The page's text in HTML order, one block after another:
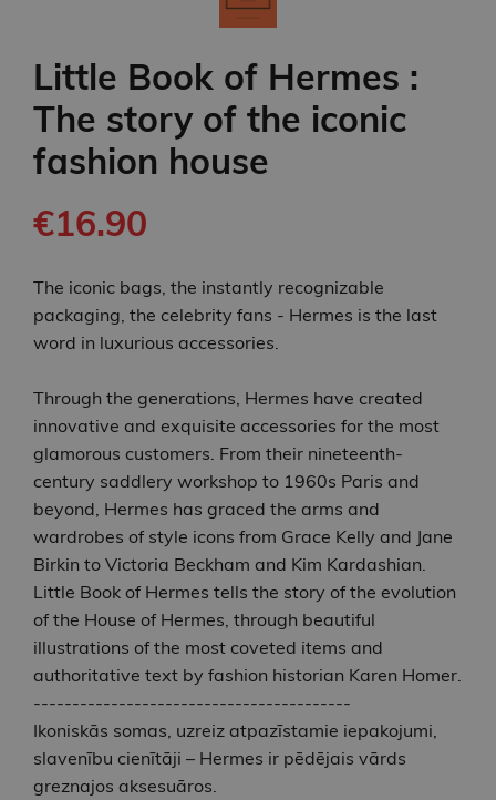
Little Book of Hermes :
The story of the iconic
fashion house
€16.90
The iconic bags, the instantly recognizable
packaging, the celebrity fans - Hermes is the last
word in luxurious accessories.
Through the generations, Hermes have created
innovative and exquisite accessories for the most
glamorous customers. From their nineteenth-
century saddlery workshop to 1960s Paris and
beyond, Hermes has graced the arms and
wardrobes of style icons from Grace Kelly and Jane
Birkin to Victoria Beckham and Kim Kardashian.
Little Book of Hermes tells the story of the evolution
of the House of Hermes, through beautiful
illustrations of the most coveted items and
authoritative text by fashion historian Karen Homer.
-----------------------------------------
Ikoniskās somas, uzreiz atpazīstamie iepakojumi,
slavenību cienītāji – Hermes ir pēdējais vārds
greznajos aksesuāros.